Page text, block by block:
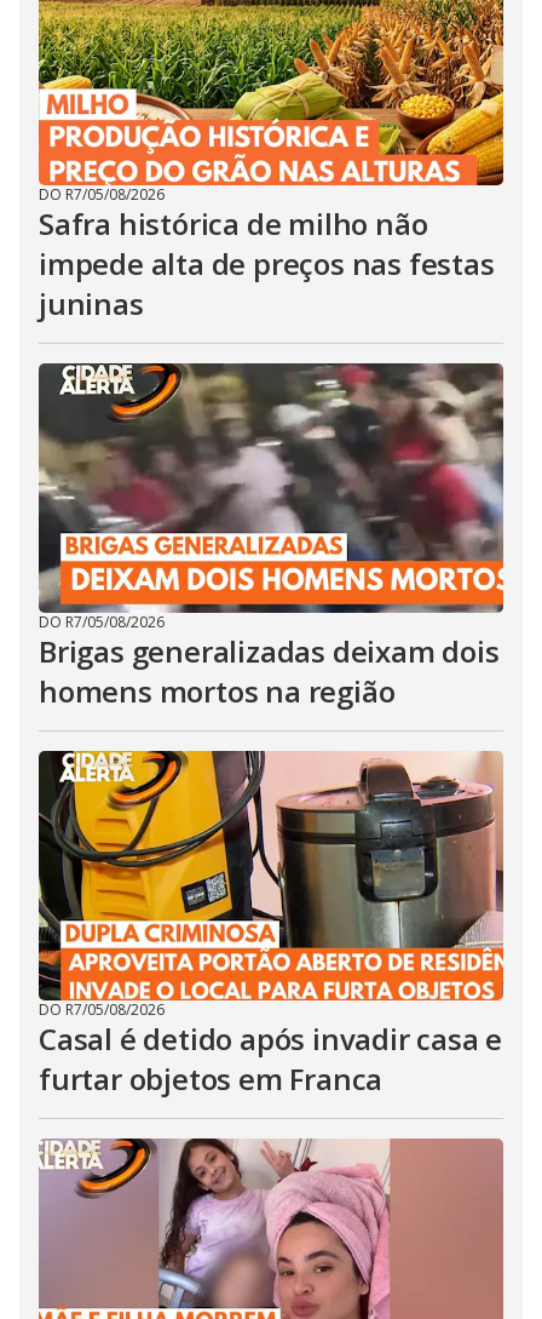
DO R7/05/08/2026
Safra histórica de milho não
impede alta de preços nas festas
juninas
DO R7/05/08/2026
Brigas generalizadas deixam dois
homens mortos na região
DO R7/05/08/2026
Casal é detido após invadir casa e
furtar objetos em Franca